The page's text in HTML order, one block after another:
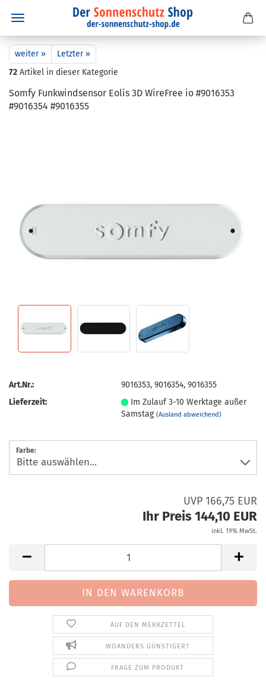
weiter »
Letzter »
72 Artikel in dieser Kategorie
Somfy Funk­wind­sen­sor Eolis 3D Wire­Free io #9016353
#9016354 #9016355
Art.Nr.:
9016353, 9016354, 9016355
Lieferzeit:
Im Zulauf 3-10 Werktage außer
Samstag(Ausland abweichend)
Farbe:
UVP 166,75 EUR
Ihr Preis 144,10 EUR
inkl. 19% MwSt.
AUF DEN MERKZETTEL
WOANDERS GÜNSTIGER?
FRAGE ZUM PRODUKT